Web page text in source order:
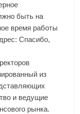
быть на
время работы
Спасибо,
из
и ведущие
рынка.